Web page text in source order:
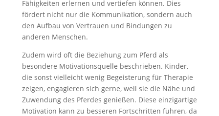
Fähigkeiten erlernen und vertiefen können. Dies
fördert nicht nur die Kommunikation, sondern auch
den Aufbau von Vertrauen und Bindungen zu
anderen Menschen.
Zudem wird oft die Beziehung zum Pferd als
besondere Motivationsquelle beschrieben. Kinder,
die sonst vielleicht wenig Begeisterung für Therapie
zeigen, engagieren sich gerne, weil sie die Nähe und
Zuwendung des Pferdes genießen. Diese einzigartige
Motivation kann zu besseren Fortschritten führen, da